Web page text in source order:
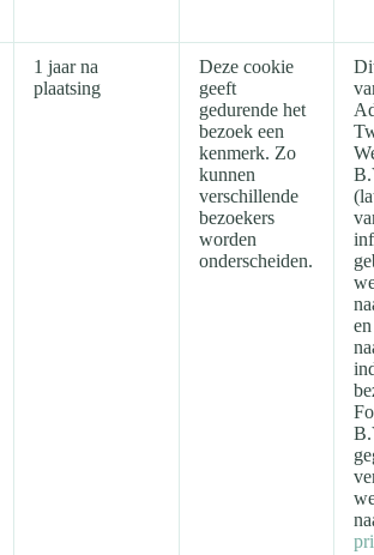
1 jaar na
plaatsing
Deze cookie
geeft
gedurende het
bezoek een
kenmerk. Zo
kunnen
verschillende
bezoekers
worden
onderscheiden.